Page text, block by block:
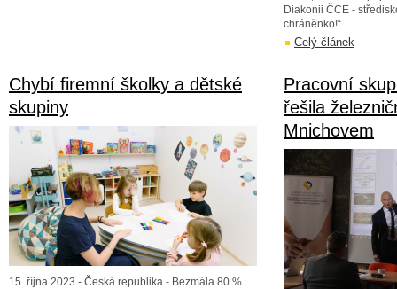
Diakonii ČCE -
chráněnko!“.
Celý článek
Chybí firemní školky a dětské
skupiny
15. října 2023 - Česká republika - Bezmála 80 %
Pracovní
řešila
Mnichovem